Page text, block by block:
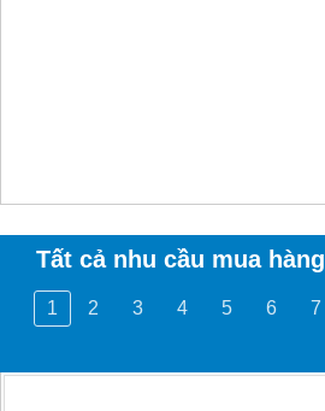
Tất cả nhu cầu mua hàng
1 2 3 4 5 6 7